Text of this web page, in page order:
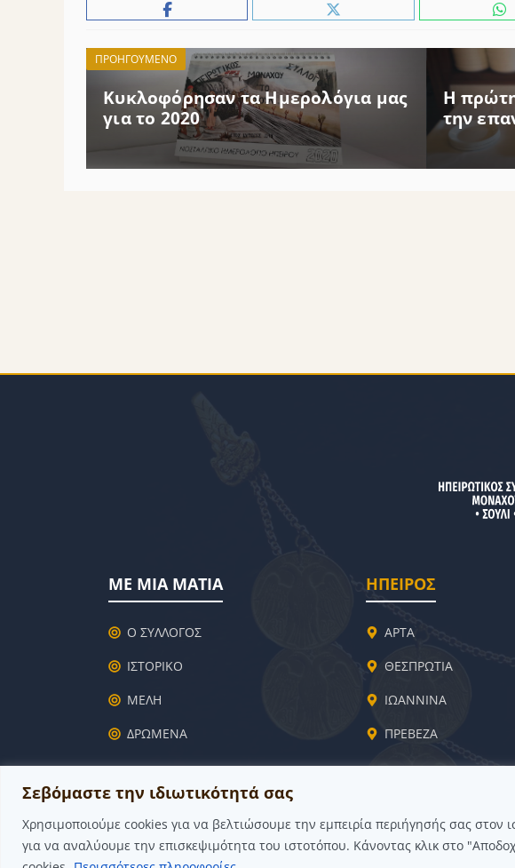
Σεβόμαστε την ιδιωτικότητά σας
Χρησιμοποιούμε cookies για να βελτιώσουμε την εμπειρία περιήγησής σας
για να αναλύουμε την επισκεψιμότητα του ιστοτόπου. Κάνοντας κλικ στο
ΠΡΟΗΓΟΎΜΕΝΟ
Κυκλοφόρησαν τα Ημερολόγια μας
για το 2020
Η
την
ΜΕ ΜΙΑ ΜΑΤΙΑ
Ο ΣΥΛΛΟΓΟΣ
ΙΣΤΟΡΙΚΟ
ΜΕΛΗ
ΔΡΩΜΕΝΑ
ΗΠΕΙΡΟΣ
ΑΡΤΑ
ΘΕΣΠΡΩΤΙΑ
ΙΩΑΝΝΙΝΑ
ΠΡΕΒΕΖΑ
© 2026